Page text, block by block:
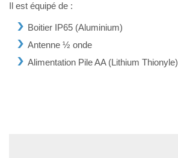
Il est équipé de :
Boitier IP65 (Aluminium)
Antenne ½ onde
Alimentation Pile AA (Lithium Thionyle)